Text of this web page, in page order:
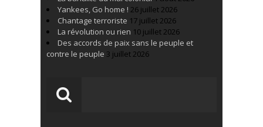
Yankees, Go home ! 26 juillet 2026
Chantage terroriste 17 juillet 2026
La révolution ou rien 10 juillet 2026
Des accords de paix sans le peuple et
contre le peuple 3 juillet 2026